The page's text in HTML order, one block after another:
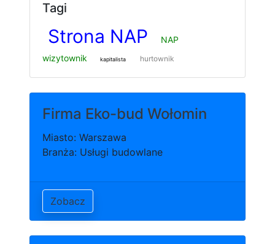
Tagi
Strona NAP
NAP
wizytownik
kapitalista hurtownik
Firma Eko-bud Wołomin
Miasto: Warszawa
Branża: Usługi budowlane
Zobacz